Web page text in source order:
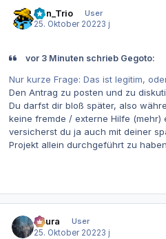
Han_Trio
User
25. Oktober 20223 j
vor 3 Minuten schrieb Gegoto:
Nur kurze Frage: Das ist legitim,
Den Antrag zu posten und zu
Du darfst dir bloß später, also
keine fremde / externe Hilfe (mehr)
versicherst du ja auch mit deiner
Projekt allein durchgeführt zu haben
Asura
User
25. Oktober 20223 j